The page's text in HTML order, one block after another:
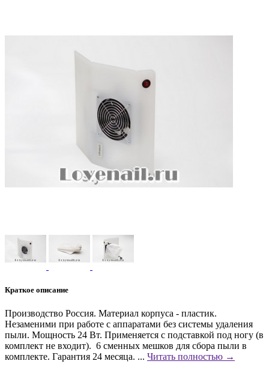
Краткое описание
Производство Россия. Материал корпуса - пластик.
Незаменими при работе с аппаратами без системы удаления
пыли. Мощность 24 Вт. Применяется с подставкой под ногу (в
комплект не входит). 6 сменных мешков для сбора пыли в
комплекте. Гарантия 24 месяца. ... Читать полностью →